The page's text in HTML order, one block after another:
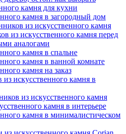
камня для кухни
камня в загородный дом
из искусственного камня
из искусственного камня перед
аналогами
камня в спальне
камня в ванной комнате
камня на заказ
искусственного камня в
из искусственного камня
камня в интерьере
камня в минималистическом